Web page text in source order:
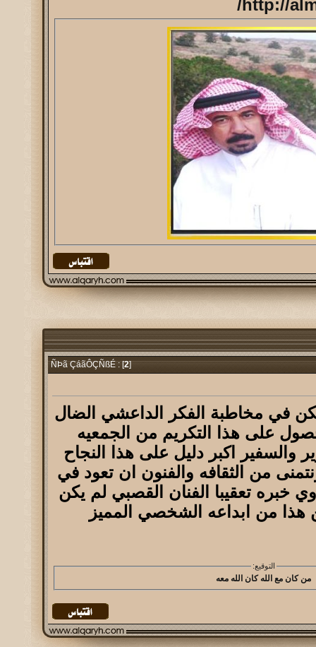
http://
ÑÞã ÇáãÔÇÑßÉ : [
2]
في مخاطبة الفكر الداعشي الضال
على هذا التكريم من الجمعيه
والسفير اكبر دليل على هذا النجاح
من الثقافه والفنون ان تعود في
ذوي خبره تعقيبا الفنان القصبي لم يكن
هذا من ابداعه الشخصي المميز
التوقيع:
من كان مع الله كان الله معه